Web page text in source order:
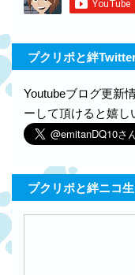
プクリポと絆
Youtubeブログ更新
ーして頂けると嬉し
プクリポと絆ニコ